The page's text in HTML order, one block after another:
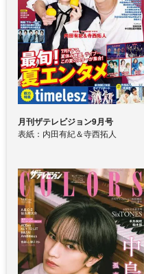
月刊ザテレビジョン9月号
表紙：内田有紀＆寺西拓人